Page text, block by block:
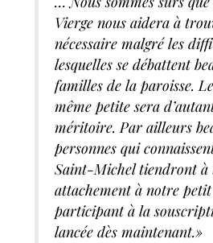
Vierge nous aidera à
nécessaire malgré les
lesquelles se débattent
familles de la paroisse.
même petite sera
méritoire. Par ailleurs
personnes qui
Saint-Michel tiendront à
attachement à notre
participant à la
lancée dès maintenant.»